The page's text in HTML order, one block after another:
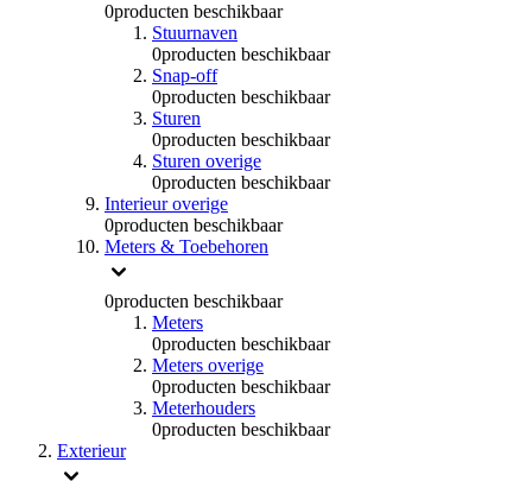
0producten beschikbaar
Stuurnaven
0producten beschikbaar
Snap-off
0producten beschikbaar
Sturen
0producten beschikbaar
Sturen overige
0producten beschikbaar
Interieur overige
0producten beschikbaar
Meters & Toebehoren
0producten beschikbaar
Meters
0producten beschikbaar
Meters overige
0producten beschikbaar
Meterhouders
0producten beschikbaar
Exterieur